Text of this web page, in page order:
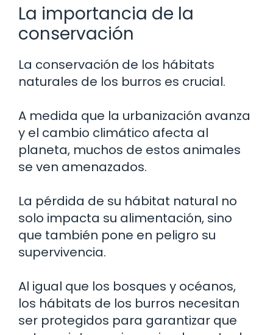
La importancia de la
conservación
La conservación de los hábitats
naturales de los burros es crucial.
A medida que la urbanización avanza
y el cambio climático afecta al
planeta, muchos de estos animales
se ven amenazados.
La pérdida de su hábitat natural no
solo impacta su alimentación, sino
que también pone en peligro su
supervivencia.
Al igual que los bosques y océanos,
los hábitats de los burros necesitan
ser protegidos para garantizar que